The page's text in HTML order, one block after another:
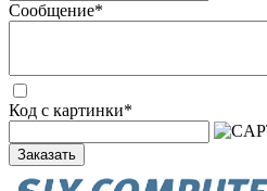
Сообщение*
Код с картинки*
Заказать